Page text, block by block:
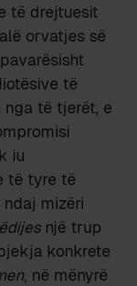
të drejtuesit
orvatjes së
të
nga të tjerët, e
iu
të tyre të
mizëri
një trup
konkrete
, në mënyrë